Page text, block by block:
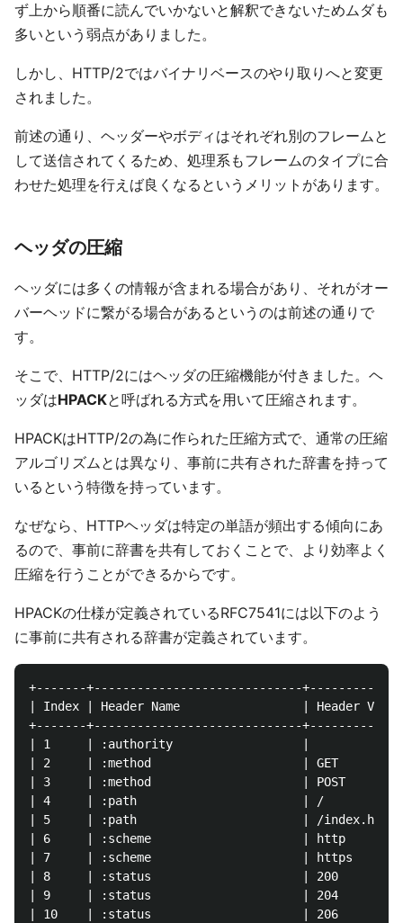
ず上から順番に読んでいかないと解釈できないためムダも
多いという弱点がありました。
しかし、HTTP/2ではバイナリベースのやり取りへと変更
されました。
前述の通り、ヘッダーやボディはそれぞれ別のフレームと
して送信されてくるため、処理系もフレームのタイプに合
わせた処理を行えば良くなるというメリットがあります。
ヘッダの圧縮
ヘッダには多くの情報が含まれる場合があり、それがオー
バーヘッドに繋がる場合があるというのは前述の通りで
す。
そこで、HTTP/2にはヘッダの圧縮機能が付きました。ヘ
ッダはHPACKと呼ばれる方式を用いて圧縮されます。
HPACKはHTTP/2の為に作られた圧縮方式で、通常の圧縮
アルゴリズムとは異なり、事前に共有された辞書を持って
いるという特徴を持っています。
なぜなら、HTTPヘッダは特定の単語が頻出する傾向にあ
るので、事前に辞書を共有しておくことで、より効率よく
圧縮を行うことができるからです。
HPACKの仕様が定義されているRFC7541には以下のよう
に事前に共有される辞書が定義されています。
+-------+-----------------------------
| Index | Header Name                 | Header
+-------+-----------------------------
| 1     | :authority                  |
| 2     | :method                     | GET
| 3     | :method                     | POST
| 4     | :path                       | /
| 5     | :path                       | /
| 6     | :scheme                     | http
| 7     | :scheme                     | https
| 8     | :status                     | 200
| 9     | :status                     | 204
| 10    | :status                     | 206